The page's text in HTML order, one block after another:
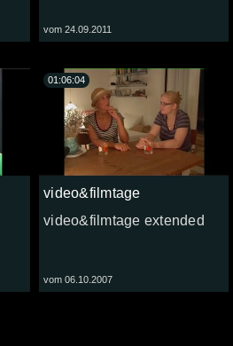
vom 24.09.2011
video&filmtage
video&filmtage extended
vom 06.10.2007
01:06:04